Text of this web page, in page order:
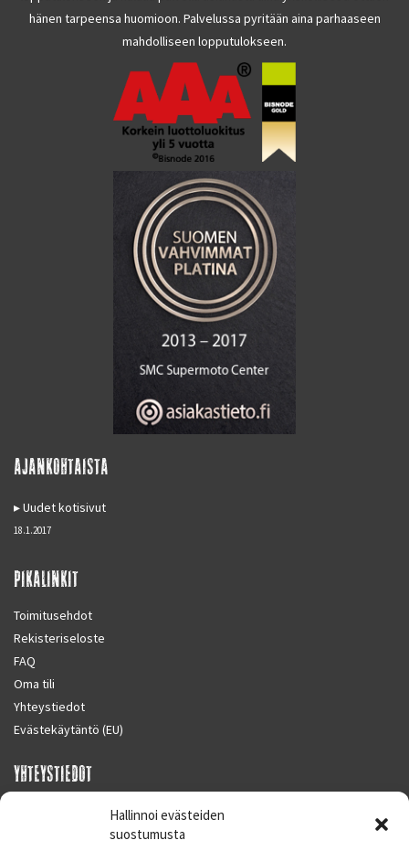
Hallinnoi evästeiden
suostumusta
hänen tarpeensa huomioon. Palvelussa pyritään aina parhaaseen
mahdolliseen lopputulokseen.
AJANKOHTAISTA
Uudet kotisivut
18.1.2017
PIKALINKIT
Toimitusehdot
Rekisteriseloste
FAQ
Oma tili
Yhteystiedot
Evästekäytäntö (EU)
YHTEYSTIEDOT
SUPERMOTO CENTER